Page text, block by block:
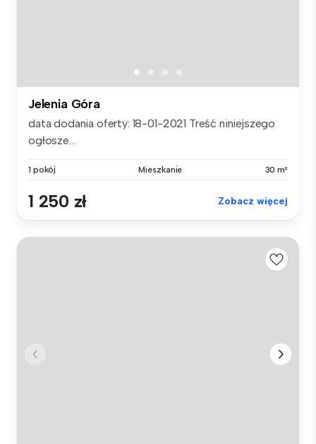
Jelenia Góra
data dodania oferty: 18-01-2021 Treść niniejszego
ogłosze...
1 pokój Mieszkanie 30 m²
1 250 zł Zobacz więcej